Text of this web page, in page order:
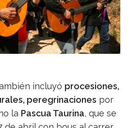
incluyó procesiones,
peregrinaciones por
la Pascua Taurina, que se